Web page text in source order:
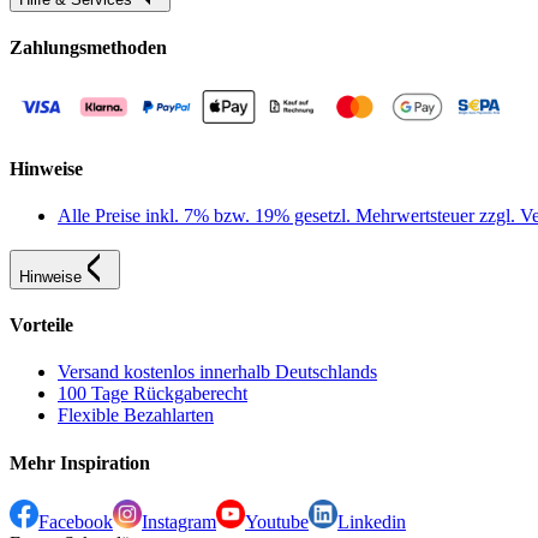
Zahlungsmethoden
Hinweise
Alle Preise inkl. 7% bzw. 19% gesetzl. Mehrwertsteuer zzgl.
Hinweise
Vorteile
Versand kostenlos innerhalb Deutschlands
100 Tage Rückgaberecht
Flexible Bezahlarten
Mehr Inspiration
Facebook Instagram Youtube
Linkedin